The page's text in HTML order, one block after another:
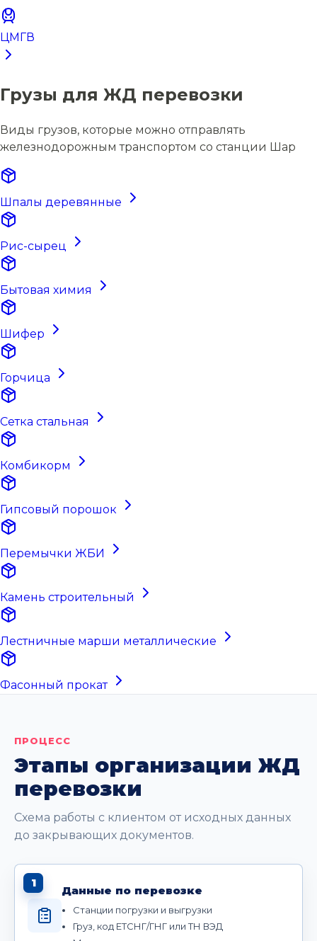
ЦМГВ
Грузы для ЖД перевозки
Виды грузов, которые можно отправлять
железнодорожным транспортом со станции Шар
Шпалы деревянные
Рис-сырец
Бытовая химия
Шифер
Горчица
Сетка стальная
Комбикорм
Гипсовый порошок
Перемычки ЖБИ
Камень строительный
Лестничные марши металлические
Фасонный прокат
ПРОЦЕСС
Этапы организации ЖД
перевозки
Схема работы с клиентом от исходных данных
до закрывающих документов.
1
Данные по перевозке
Станции погрузки и выгрузки
Груз, код ЕТСНГ/ГНГ или ТН ВЭД